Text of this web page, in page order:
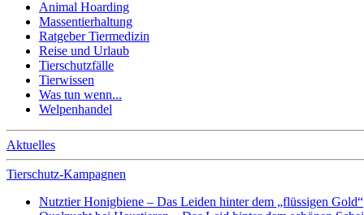
Animal Hoarding
Massentierhaltung
Ratgeber Tiermedizin
Reise und Urlaub
Tierschutzfälle
Tierwissen
Was tun wenn...
Welpenhandel
Aktuelles
Tierschutz-Kampagnen
Nutztier Honigbiene – Das Leiden hinter dem „flüssigen Gold“